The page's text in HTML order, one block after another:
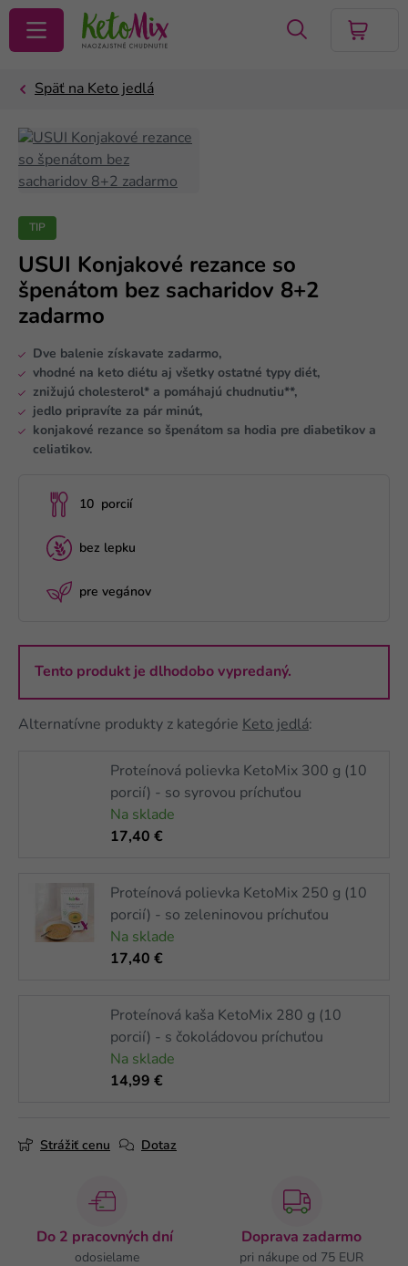
VYHĽADAŤ
TIP
USUI Konjakové rezance so
špenátom bez sacharidov 8+2
zadarmo
Dve balenie získavate zadarmo,
vhodné na keto diétu aj všetky ostatné typy diét,
znižujú cholesterol* a pomáhajú chudnutiu**,
jedlo pripravíte za pár minút,
konjakové rezance so špenátom sa hodia pre diabetikov a
celiatikov.
10 porcií
bez lepku
pre vegánov
Tento produkt je dlhodobo vypredaný.
Alternatívne produkty z kategórie Keto jedlá:
Proteínová polievka KetoMix 300 g (10
porcií) - so syrovou príchuťou
Na sklade
17,40 €
Proteínová polievka KetoMix 250 g (10
porcií) - so zeleninovou príchuťou
Na sklade
17,40 €
Proteínová kaša KetoMix 280 g (10
porcií) - s čokoládovou príchuťou
Na sklade
14,99 €
Strážiť cenu Dotaz
Do 2 pracovných dní
odosielame
Doprava zadarmo
pri nákupe od 75 EUR